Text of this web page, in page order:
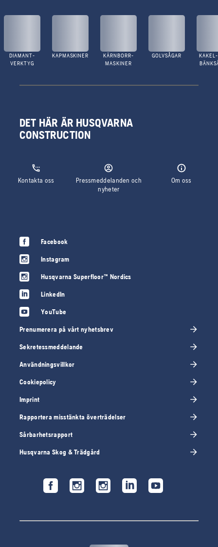
DIAMANT-
VERKTYG
KAPMASKINER
KÄRNBORR-
MASKINER
GOLVSÅGAR
DET HÄR ÄR HUSQVARNA
CONSTRUCTION
Kontakta oss
Pressmeddelanden och
nyheter
Om oss
Facebook
Instagram
Husqvarna Superfloor™ Nordics
LinkedIn
YouTube
Prenumerera på vårt nyhetsbrev
Sekretessmeddelande
Användningsvillkor
Cookiepolicy
Imprint
Rapportera misstänkta överträdelser
Sårbarhetsrapport
Husqvarna Skog & Trädgård